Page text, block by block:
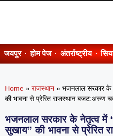
जयपुर होम पेज अंतर्राष्ट्रीय
Home » राजस्थान » भजनलाल सरकार के
की भावना से प्रेरित राजस्थान बजट:अरुण
भजनलाल सरकार के नेतृत्व में
सुखाय” की भावना से प्रेरित